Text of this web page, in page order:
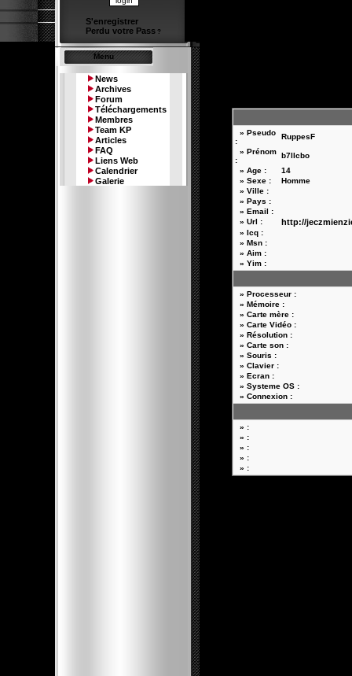
S'enregistrer
Perdu votre Pass ?
Menu
News
Archives
Forum
Téléchargements
Membres
Team KP
Articles
FAQ
Liens Web
Calendrier
Galerie
» Pseudo
:
RuppesF
» Prénom
:
b7llcbo
» Age :
14
» Sexe :
Homme
» Ville :
» Pays :
» Email :
» Url :
http://
» Icq :
» Msn :
» Aim :
» Yim :
» Processeur :
» Mémoire :
» Carte mère :
» Carte Vidéo :
» Résolution :
» Carte son :
» Souris :
» Clavier :
» Ecran :
» Systeme OS :
» Connexion :
» :
» :
» :
» :
» :